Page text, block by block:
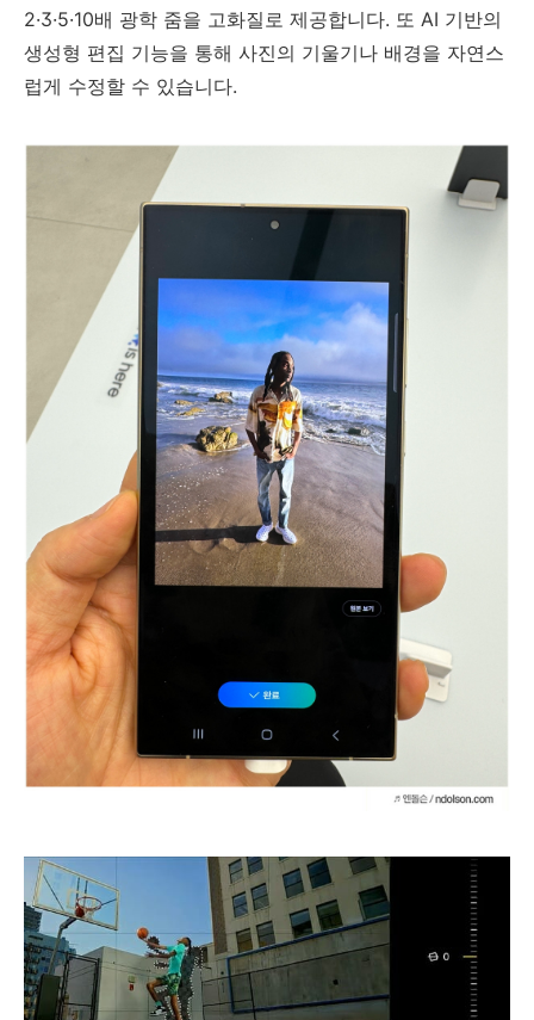
2·3·5·10배 광학 줌을 고화질로 제공합니다. 또 AI 기반의
생성형 편집 기능을 통해 사진의 기울기나 배경을 자연스
럽게 수정할 수 있습니다.